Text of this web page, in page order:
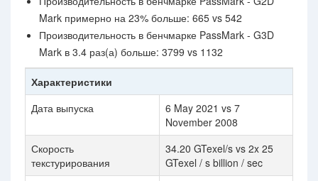
Mark примерно на 23% больше: 665 vs 542
Производительность в бенчмарке PassMark - G3D
Mark в 3.4 раз(а) больше: 3799 vs 1132
Характеристики
Дата выпуска
6 May 2021 vs 7
November 2008
Скорость
текстурирования
34.20 GTexel/s vs 2x 25
GTexel / s billion / sec